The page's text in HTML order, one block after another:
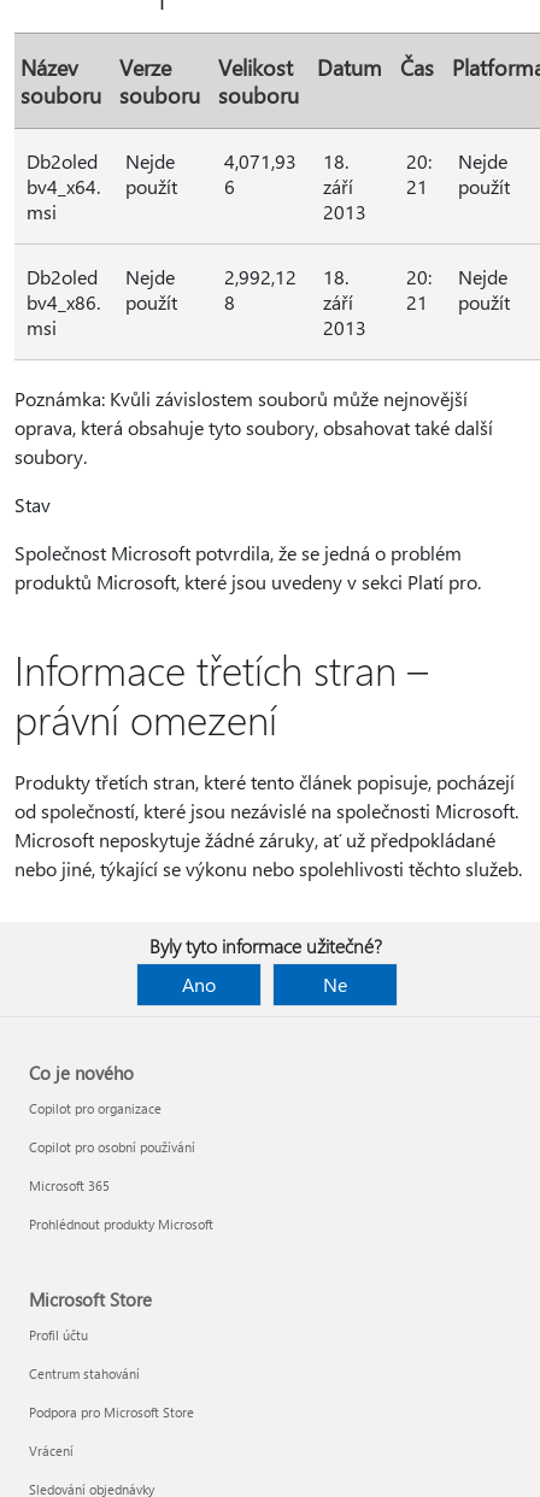
Název
souboru
Verze
souboru
Velikost
souboru
Datum Čas
Db2oled
bv4_x64.
msi
Nejde
použít
4,071,93
6
18.
září
2013
20:
21
Nejde
použít
Db2oled
bv4_x86.
msi
Nejde
použít
2,992,12
8
18.
září
2013
20:
21
Nejde
použít
Poznámka: Kvůli závislostem souborů může nejnovější
oprava, která obsahuje tyto soubory, obsahovat také další
soubory.
Stav
Společnost Microsoft potvrdila, že se jedná o problém
produktů Microsoft, které jsou uvedeny v sekci Platí pro.
Informace třetích stran –
právní omezení
Produkty třetích stran, které tento článek popisuje, pocházejí
od společností, které jsou nezávislé na společnosti Microsoft.
Microsoft neposkytuje žádné záruky, ať už předpokládané
nebo jiné, týkající se výkonu nebo spolehlivosti těchto služeb.
Byly tyto informace užitečné?
Ano
Ne
Co je nového
Copilot pro organizace
Copilot pro osobní používání
Microsoft 365
Prohlédnout produkty Microsoft
Microsoft Store
Profil účtu
Centrum stahování
Podpora pro Microsoft Store
Vrácení
Sledování objednávky